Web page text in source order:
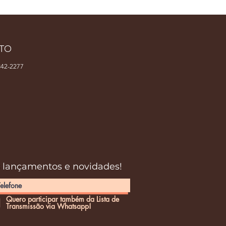
2277
e novidades!
Quero participar também da Lista de
Transmissão via Whatsapp!